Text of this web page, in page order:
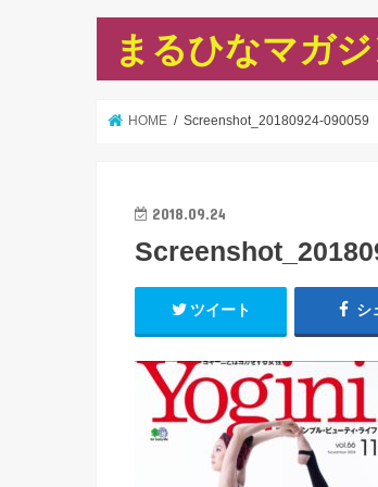
まるひなマガ
HOME Screenshot_20180924-090059
2018.09.24
ツイート シ